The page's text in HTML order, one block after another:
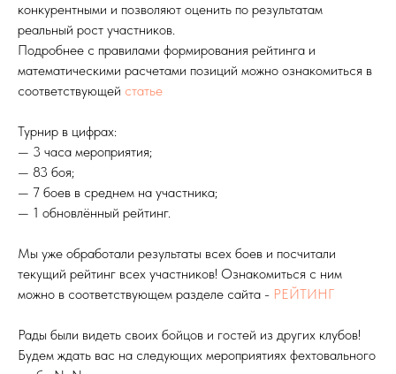
конкурентными и позволяют оценить по результатам
реальный рост участников.
Подробнее с правилами формирования рейтинга и
математическими расчетами позиций можно ознакомиться в
соответствующей статье
Турнир в цифрах:
— 3 часа мероприятия;
— 83 боя;
— 7 боев в среднем на участника;
— 1 обновлённый рейтинг.
Мы уже обработали результаты всех боев и посчитали
текущий рейтинг всех участников! Ознакомиться с ним
можно в соответствующем разделе сайта - РЕЙТИНГ
Рады были видеть своих бойцов и гостей из других клубов!
Будем ждать вас на следующих мероприятиях фехтовального